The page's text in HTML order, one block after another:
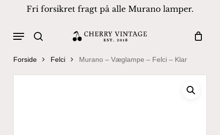
content
Fri forsikret fragt på alle Murano lamper.
Productssearch
Menu
Forside Felci Murano – Væglampe – Felci – Klar